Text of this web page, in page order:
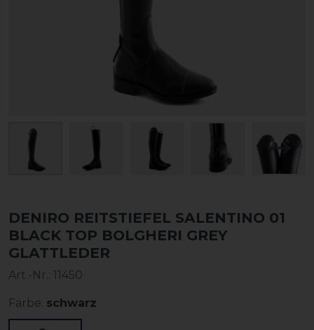
DENIRO REITSTIEFEL SALENTINO 01
BLACK TOP BOLGHERI GREY
GLATTLEDER
Art.-Nr.: 11450
Farbe: schwarz